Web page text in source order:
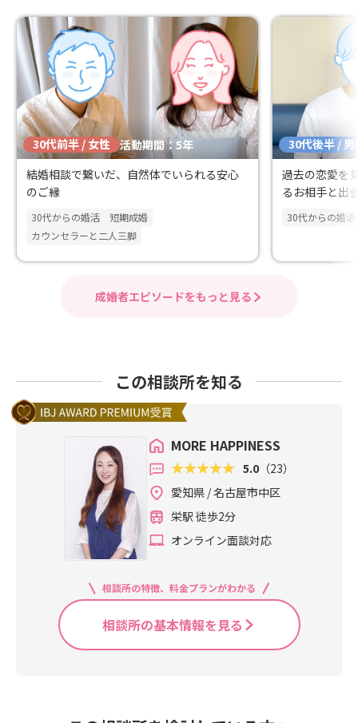
30代前半 / 女性 活動期間：5年
結婚相談で繋いだ、自然体でいられる安心
のご縁
30代からの婚活
短期成婚
カウンセラーと二人三脚
30代後半 / 男
過去の恋愛を
るお相手と出
30代からの婚活
成婚者エピソードをもっと見る
この相談所を知る
MORE HAPPINESS
5.0 （23）
愛知県 / 名古屋市中区
栄駅 徒歩2分
オンライン面談対応
相談所の特徴、料金プランがわかる
相談所の基本情報を見る